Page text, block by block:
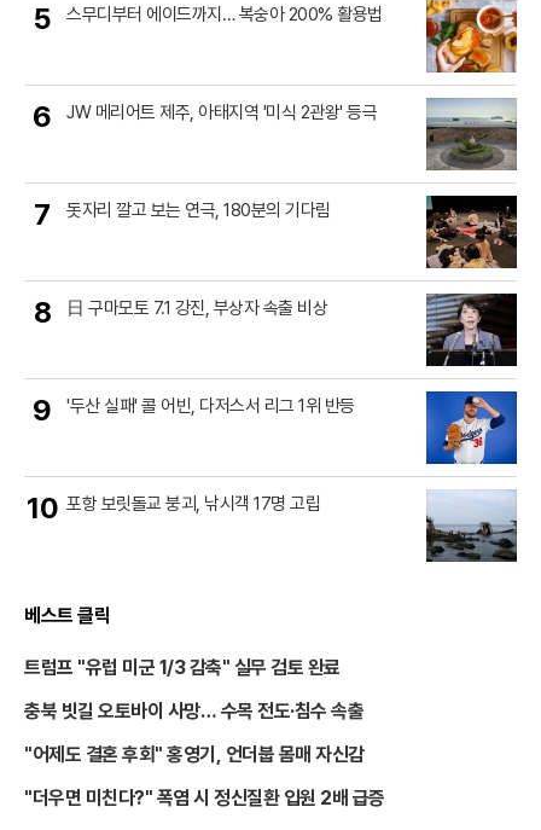
5 스무디부터 에이드까지… 복숭아 200% 활용법
6 JW 메리어트 제주, 아태지역 '미식 2관왕' 등극
7 돗자리 깔고 보는 연극, 180분의 기다림
8 日 구마모토 7.1 강진, 부상자 속출 비상
9 '두산 실패' 콜 어빈, 다저스서 리그 1위 반등
10 포항 보릿돌교 붕괴, 낚시객 17명 고립
베스트 클릭
트럼프 "유럽 미군 1/3 감축" 실무 검토 완료
충북 빗길 오토바이 사망… 수목 전도·침수 속출
"어제도 결혼 후회" 홍영기, 언더붑 몸매 자신감
"더우면 미친다?" 폭염 시 정신질환 입원 2배 급증